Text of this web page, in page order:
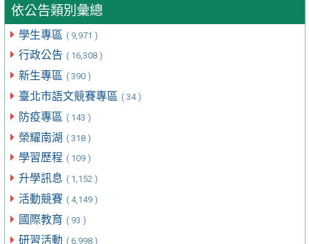
依公告類別彙總
學生專區 ( 9,971 )
行政公告 ( 16,308 )
新生專區 ( 390 )
臺北市語文競賽專區 ( 34 )
防疫專區 ( 143 )
榮耀南湖 ( 318 )
學習歷程 ( 109 )
升學訊息 ( 1,152 )
活動競賽 ( 4,149 )
國際教育 ( 93 )
研習活動 ( 6,998 )